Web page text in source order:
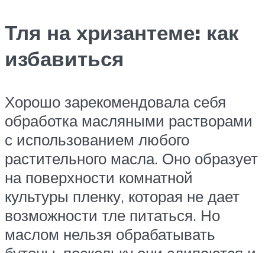
Тля на хризантеме: как
избавиться
Хорошо зарекомендовала себя
обработка масляными растворами
с использованием любого
растительного масла. Оно образует
на поверхности комнатной
культуры пленку, которая не дает
возможности тле питаться. Но
маслом нельзя обрабатывать